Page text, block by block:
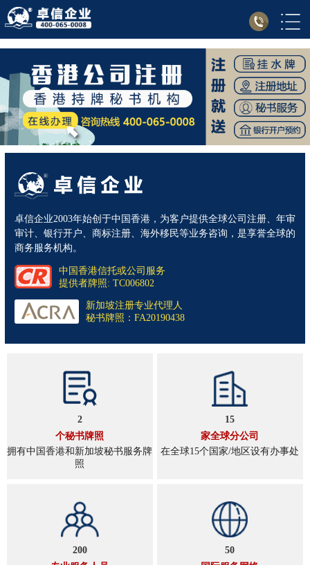
卓信企业2003年始创于中国香港，为客户提供全球公司注册、年审
审计、银行开户、商标注册、海外移民等业务咨询，是享誉全球的
商务服务机构。
中国香港信托或公司服务
提供者牌照: TC006802
新加坡注册专业代理人
秘书牌照：FA20190438
2
个秘书牌照
拥有中国香港和新加坡秘书服务牌
照
15
家全球分公司
在全球15个国家/地区设有办事处
200
50